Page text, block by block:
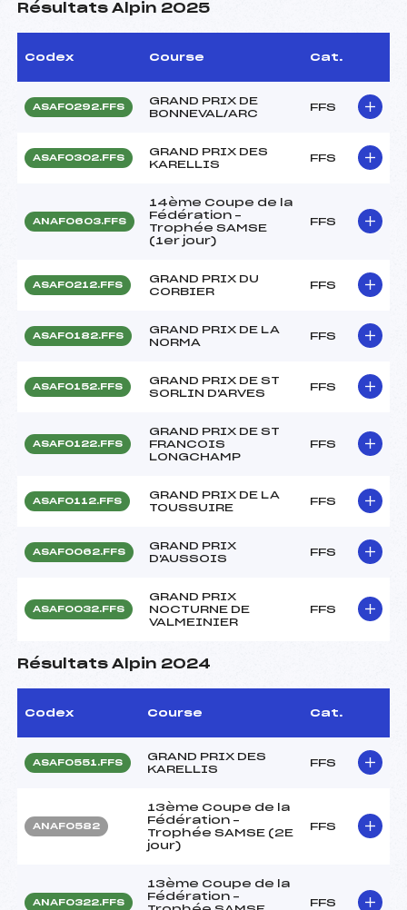
Résultats Alpin 2025
Codex Course Cat.
ASAF0292.FFS
GRAND PRIX DE
BONNEVAL/ARC
FFS
ASAF0302.FFS
GRAND PRIX DES
KARELLIS
FFS
ANAF0603.FFS
14ème Coupe de la
Fédération –
Trophée SAMSE
(1er jour)
FFS
ASAF0212.FFS
GRAND PRIX DU
CORBIER
FFS
ASAF0182.FFS
GRAND PRIX DE LA
NORMA
FFS
ASAF0152.FFS
GRAND PRIX DE ST
SORLIN D'ARVES
FFS
ASAF0122.FFS
GRAND PRIX DE ST
FRANCOIS
LONGCHAMP
FFS
ASAF0112.FFS
GRAND PRIX DE LA
TOUSSUIRE
FFS
ASAF0062.FFS
GRAND PRIX
D'AUSSOIS
FFS
ASAF0032.FFS
GRAND PRIX
NOCTURNE DE
VALMEINIER
FFS
Résultats Alpin 2024
Codex Course Cat.
ASAF0551.FFS
GRAND PRIX DES
KARELLIS
FFS
ANAF0582
13ème Coupe de la
Fédération –
Trophée SAMSE (2E
jour)
FFS
ANAF0322.FFS
13ème Coupe de la
Fédération –
FFS